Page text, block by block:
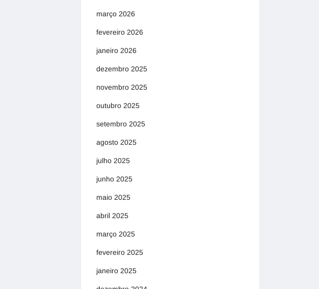
março 2026
fevereiro 2026
janeiro 2026
dezembro 2025
novembro 2025
outubro 2025
setembro 2025
agosto 2025
julho 2025
junho 2025
maio 2025
abril 2025
março 2025
fevereiro 2025
janeiro 2025